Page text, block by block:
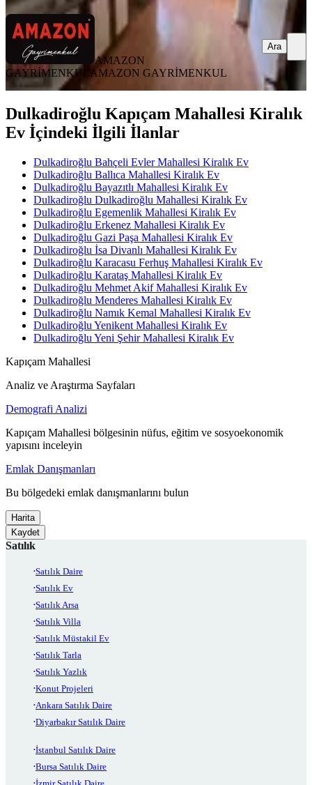
AMAZON
GAYRİMENKULAMAZON GAYRİMENKUL
Ara
Dulkadiroğlu Kapıçam Mahallesi Kiralık
Ev İçindeki İlgili İlanlar
Dulkadiroğlu Bahçeli Evler Mahallesi Kiralık Ev
Dulkadiroğlu Ballıca Mahallesi Kiralık Ev
Dulkadiroğlu Bayazıtlı Mahallesi Kiralık Ev
Dulkadiroğlu Dulkadiroğlu Mahallesi Kiralık Ev
Dulkadiroğlu Egemenlik Mahallesi Kiralık Ev
Dulkadiroğlu Erkenez Mahallesi Kiralık Ev
Dulkadiroğlu Gazi Paşa Mahallesi Kiralık Ev
Dulkadiroğlu İsa Divanlı Mahallesi Kiralık Ev
Dulkadiroğlu Karacasu Ferhuş Mahallesi Kiralık Ev
Dulkadiroğlu Karataş Mahallesi Kiralık Ev
Dulkadiroğlu Mehmet Akif Mahallesi Kiralık Ev
Dulkadiroğlu Menderes Mahallesi Kiralık Ev
Dulkadiroğlu Namık Kemal Mahallesi Kiralık Ev
Dulkadiroğlu Yenikent Mahallesi Kiralık Ev
Dulkadiroğlu Yeni Şehir Mahallesi Kiralık Ev
Kapıçam Mahallesi
Analiz ve Araştırma Sayfaları
Demografi Analizi
Kapıçam Mahallesi bölgesinin nüfus, eğitim ve sosyoekonomik
yapısını inceleyin
Emlak Danışmanları
Bu bölgedeki emlak danışmanlarını bulun
Harita
Kaydet
Satılık
Satılık Daire
Satılık Ev
Satılık Arsa
Satılık Villa
Satılık Müstakil Ev
Satılık Tarla
Satılık Yazlık
Konut Projeleri
Ankara Satılık Daire
Diyarbakır Satılık Daire
İstanbul Satılık Daire
Bursa Satılık Daire